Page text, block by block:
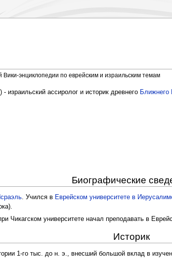
энциклопедии по еврейским и израильским темам
) - израильский ассиролог и историк древнего Ближнего
Биографические
. Учился в Еврейском университете в
Чикагском университете начал преподавать в
Историк
1-го тыс. до н. э., внесший большой вклад в